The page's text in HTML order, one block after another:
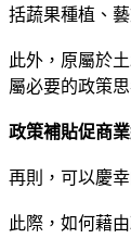
括蔬果種植、
此外，原屬於
屬必要的政策思
政策補貼促商
再則，可以慶
此際，如何藉